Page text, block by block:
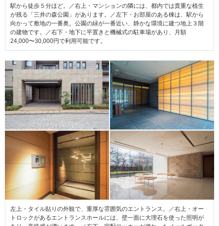
駅から徒歩５分ほど。／右上・マンションの隣には、都内では貴重な植生
が残る「三井の森公園」があります。／左下・お部屋のある棟は、駅から
向かって敷地の一番奥。公園の緑が一番近い、静かな環境に建つ地上３階
の建物です。／右下・地下に平置きと機械式の駐車場があり、月額
24,000〜30,000円で利用可能です。
左上・タイル貼りの外観で、重厚な雰囲気のエントランス。／右上・オー
トロックがあるエントランスホールには、壁一面に大理石を使った照明が